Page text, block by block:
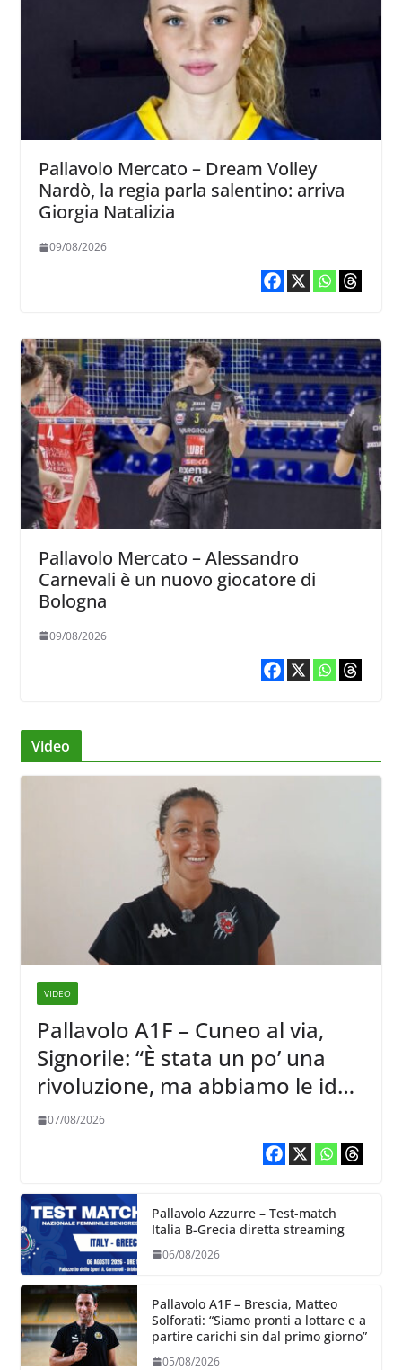
Pallavolo Mercato – Dream Volley
Nardò, la regia parla salentino: arriva
Giorgia Natalizia
09/08/2026
Pallavolo Mercato – Alessandro
Carnevali è un nuovo giocatore di
Bologna
09/08/2026
Video
VIDEO
Pallavolo A1F – Cuneo al via,
Signorile: “È stata un po’ una
rivoluzione, ma abbiamo le idee
chiare siu cosa vogliamo fare”
07/08/2026
Pallavolo Azzurre – Test-match
Italia B-Grecia diretta streaming
06/08/2026
Pallavolo A1F – Brescia, Matteo
Solforati: “Siamo pronti a lottare e a
partire carichi sin dal primo giorno”
05/08/2026